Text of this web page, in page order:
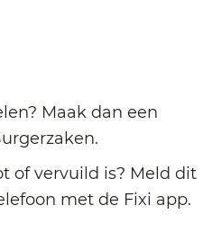
Maak dan een
of vervuild is? Meld dit
met de Fixi app.